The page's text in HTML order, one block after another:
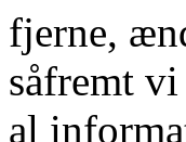
fjerne,
såfremt
al